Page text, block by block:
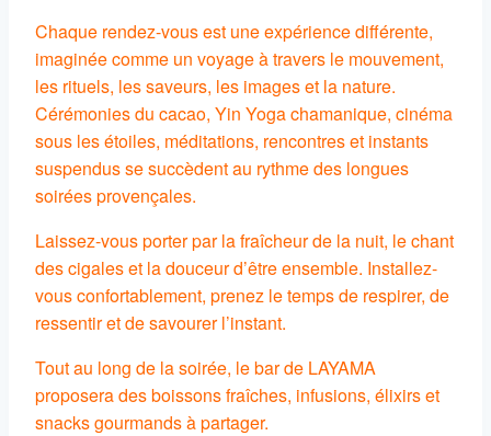
Chaque rendez-vous est une expérience différente,
imaginée comme un voyage à travers le mouvement,
les rituels, les saveurs, les images et la nature.
Cérémonies du cacao, Yin Yoga chamanique, cinéma
sous les étoiles, méditations, rencontres et instants
suspendus se succèdent au rythme des longues
soirées provençales.
Laissez-vous porter par la fraîcheur de la nuit, le chant
des cigales et la douceur d’être ensemble. Installez-
vous confortablement, prenez le temps de respirer, de
ressentir et de savourer l’instant.
Tout au long de la soirée, le bar de LAYAMA
proposera des boissons fraîches, infusions, élixirs et
snacks gourmands à partager.